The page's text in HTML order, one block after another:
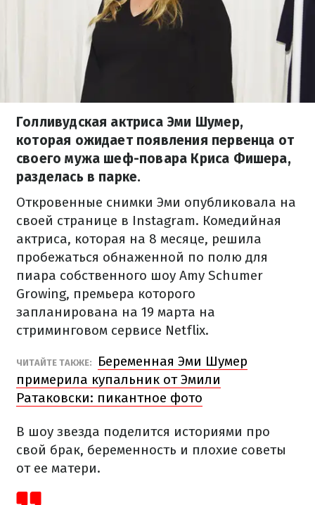
Голливудская актриса Эми Шумер,
которая ожидает появления первенца от
своего мужа шеф-повара Криса Фишера,
разделась в парке.
Откровенные снимки Эми опубликовала на
своей странице в Instagram. Комедийная
актриса, которая на 8 месяце, решила
пробежаться обнаженной по полю для
пиара собственного шоу Amy Schumer
Growing, премьера которого
запланирована на 19 марта на
стриминговом сервисе Netflix.
ЧИТАЙТЕ ТАКЖЕ:
Беременная Эми Шумер
примерила купальник от Эмили
Ратаковски: пикантное фото
В шоу звезда поделится историями про
свой брак, беременность и плохие советы
от ее матери.